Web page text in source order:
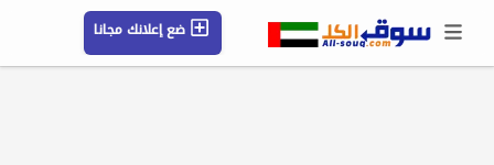
ضع إعلانك مجانا
حسابي / تسجيل